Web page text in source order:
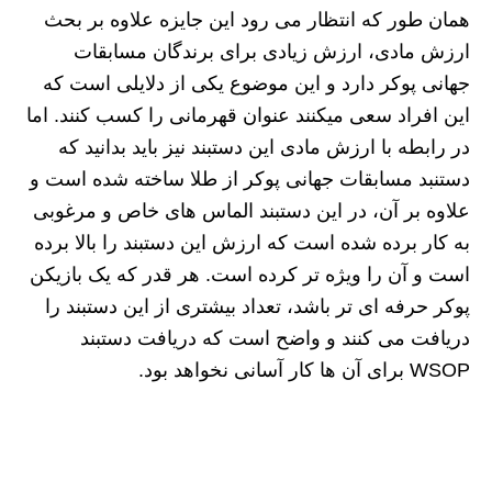
همان طور که انتظار می رود این جایزه علاوه بر بحث
ارزش مادی، ارزش زیادی برای برندگان مسابقات
جهانی پوکر دارد و این موضوع یکی از دلایلی است که
این افراد سعی میکنند عنوان قهرمانی را کسب کنند. اما
در رابطه با ارزش مادی این دستبند نیز باید بدانید که
دستنبد مسابقات جهانی پوکر از طلا ساخته شده است و
علاوه بر آن، در این دستبند الماس های خاص و مرغوبی
به کار برده شده است که ارزش این دستبند را بالا برده
است و آن را ویژه تر کرده است‌. هر قدر که یک بازیکن
پوکر حرفه ای تر باشد، تعداد بیشتری از این دستبند را
دریافت می کنند و واضح است که دریافت دستبند
WSOP برای آن ها کار آسانی نخواهد بود.